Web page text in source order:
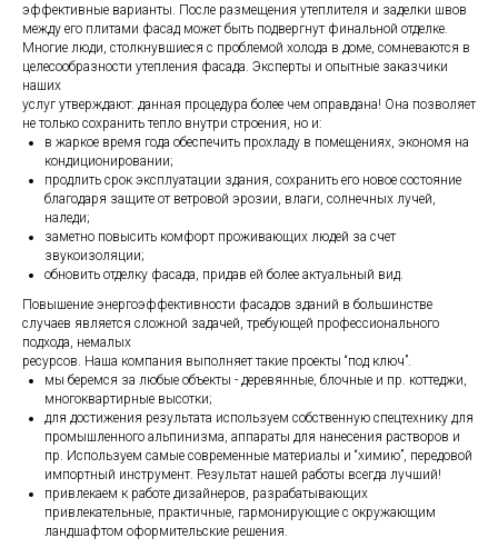
эффективные варианты. После размещения утеплителя и заделки швов
между его плитами фасад может быть подвергнут финальной отделке.
Многие люди, столкнувшиеся с проблемой холода в доме, сомневаются в
целесообразности утепления фасада. Эксперты и опытные заказчики
наших
услуг утверждают: данная процедура более чем оправдана! Она позволяет
не только сохранить тепло внутри строения, но и:
в жаркое время года обеспечить прохладу в помещениях, экономя на
кондиционировании;
продлить срок эксплуатации здания, сохранить его новое состояние
благодаря защите от ветровой эрозии, влаги, солнечных лучей,
наледи;
заметно повысить комфорт проживающих людей за счет
звукоизоляции;
обновить отделку фасада, придав ей более актуальный вид.
Повышение энергоэффективности фасадов зданий в большинстве
случаев является сложной задачей, требующей профессионального
подхода, немалых
ресурсов. Наша компания выполняет такие проекты “под ключ”.
мы беремся за любые объекты - деревянные, блочные и пр. коттеджи,
многоквартирные высотки;
для достижения результата используем собственную спецтехнику для
промышленного альпинизма, аппараты для нанесения растворов и
пр. Используем самые современные материалы и “химию”, передовой
импортный инструмент. Результат нашей работы всегда лучший!
привлекаем к работе дизайнеров, разрабатывающих
привлекательные, практичные, гармонирующие с окружающим
ландшафтом оформительские решения.